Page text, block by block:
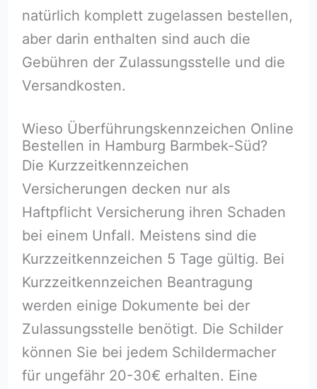
natürlich komplett zugelassen bestellen,
aber darin enthalten sind auch die
Gebühren der Zulassungsstelle und die
Versandkosten.
Wieso Überführungskennzeichen Online
Bestellen in Hamburg Barmbek-Süd?
Die Kurzzeitkennzeichen
Versicherungen decken nur als
Haftpflicht Versicherung ihren Schaden
bei einem Unfall. Meistens sind die
Kurzzeitkennzeichen 5 Tage gültig. Bei
Kurzzeitkennzeichen Beantragung
werden einige Dokumente bei der
Zulassungsstelle benötigt. Die Schilder
können Sie bei jedem Schildermacher
für ungefähr 20-30€ erhalten. Eine